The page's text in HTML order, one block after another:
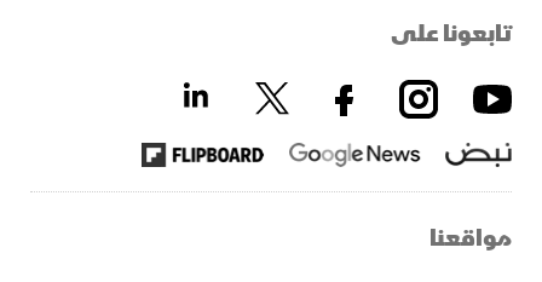
تابعونا على
مواقعنا